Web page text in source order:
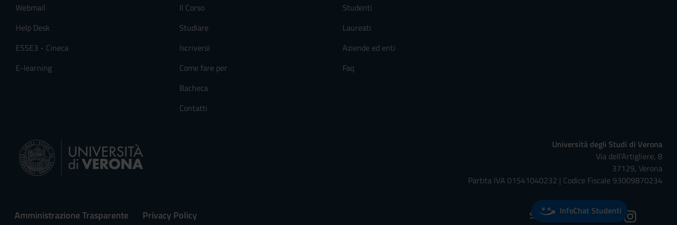
Webmail
Help Desk
ESSE3 - Cineca
E-learning
Il Corso
Studiare
Iscriversi
Come fare per
Bacheca
Contatti
Studenti
Laureati
Aziende ed enti
Faq
Università degli Studi di Verona
Via dell'Artigliere, 8
37129, Verona
Partita IVA 01541040232 | Codice Fiscale 93009870234
Amministrazione Trasparente Privacy Policy Seguici su:InfoChat Studenti